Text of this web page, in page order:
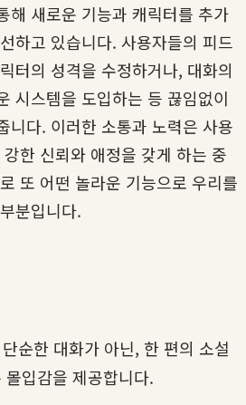
해 새로운 기능과 캐릭터를 추가
하고 있습니다. 사용자들의 피드
터의 성격을 수정하거나, 대화의
시스템을 도입하는 등 끊임없이
니다. 이러한 소통과 노력은 사용
한 신뢰와 애정을 갖게 하는 중
또 어떤 놀라운 기능으로 우리를
분입니다.
단순한 대화가 아닌, 한 편의 소설
입감을 제공합니다.